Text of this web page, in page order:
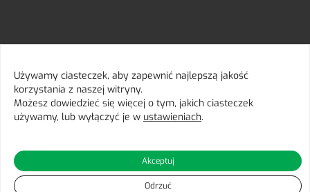
Worek 50kg
Big Bag 600kg
Więcej informacji o produkcie znajdą Państwo tutaj:link
Używamy ciasteczek, aby zapewnić najlepszą jakość
korzystania z naszej witryny.
Możesz dowiedzieć się więcej o tym, jakich ciasteczek
używamy, lub wyłączyć je w ustawieniach.
Akceptuj
Odrzuć